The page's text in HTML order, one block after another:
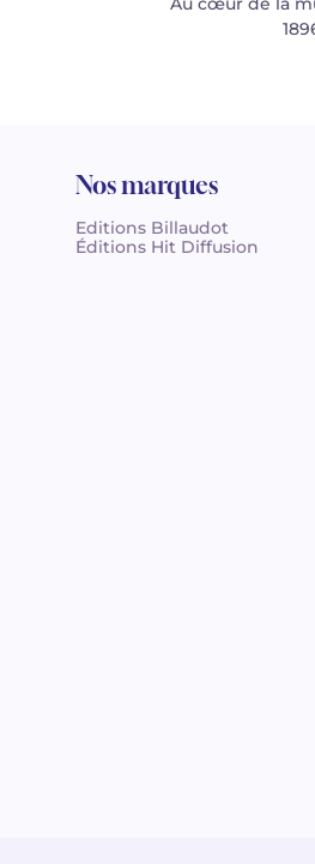
Nos marques
Editions Billaudot
Éditions Hit Diffusion